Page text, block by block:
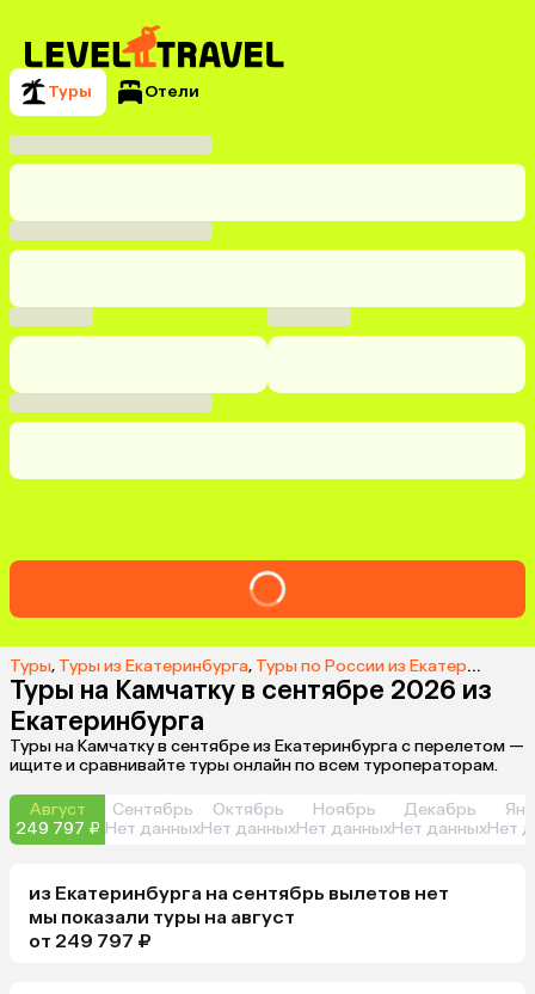
Туры Отели
Туры, Туры из Екатеринбурга, Туры по России из Екатеринбурга
Туры на Камчатку в сентябре 2026 из
Екатеринбурга
Туры на Камчатку в сентябре из Екатеринбурга с перелетом —
ищите и сравнивайте туры онлайн по всем туроператорам.
Август
249 797 ₽
Сентябрь
Нет данных
Октябрь
Нет данных
Ноябрь
Нет данных
Декабрь
Нет данныхНет
из Екатеринбурга на сентябрь вылетов нет
мы показали туры на август
от 249 797 ₽